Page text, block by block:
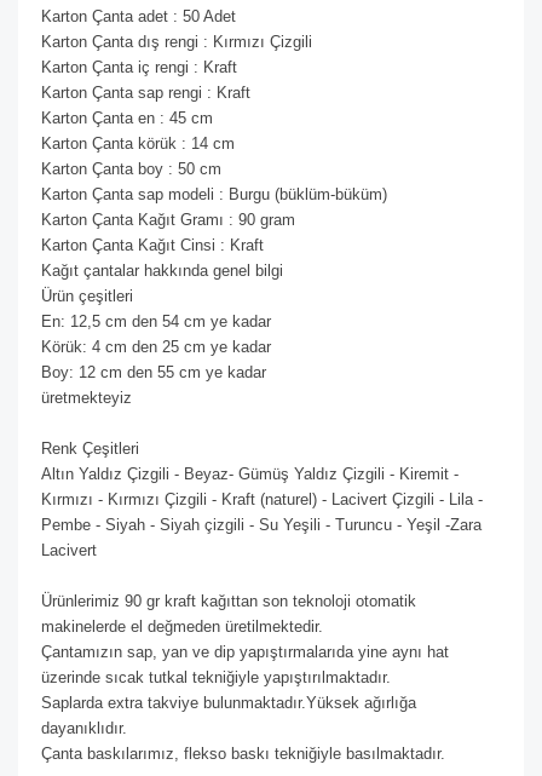
Karton Çanta adet : 50 Adet
Karton Çanta dış rengi : Kırmızı Çizgili
Karton Çanta iç rengi : Kraft
Karton Çanta sap rengi : Kraft
Karton Çanta en : 45 cm
Karton Çanta körük : 14 cm
Karton Çanta boy : 50 cm
Karton Çanta sap modeli : Burgu (büklüm-büküm)
Karton Çanta Kağıt Gramı : 90 gram
Karton Çanta Kağıt Cinsi : Kraft
Kağıt çantalar hakkında genel bilgi
Ürün çeşitleri
En: 12,5 cm den 54 cm ye kadar
Körük: 4 cm den 25 cm ye kadar
Boy: 12 cm den 55 cm ye kadar
üretmekteyiz
Renk Çeşitleri
Altın Yaldız Çizgili - Beyaz- Gümüş Yaldız Çizgili - Kiremit -
Kırmızı - Kırmızı Çizgili - Kraft (naturel) - Lacivert Çizgili - Lila -
Pembe - Siyah - Siyah çizgili - Su Yeşili - Turuncu - Yeşil -Zara
Lacivert
Ürünlerimiz 90 gr kraft kağıttan son teknoloji otomatik
makinelerde el değmeden üretilmektedir.
Çantamızın sap, yan ve dip yapıştırmalarıda yine aynı hat
üzerinde sıcak tutkal tekniğiyle yapıştırılmaktadır.
Saplarda extra takviye bulunmaktadır.Yüksek ağırlığa
dayanıklıdır.
Çanta baskılarımız, flekso baskı tekniğiyle basılmaktadır.